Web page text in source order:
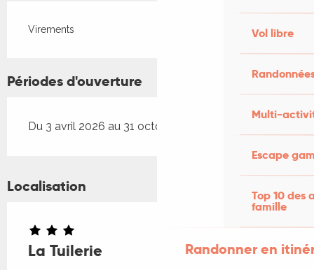
Vol libre
Multi-
Escape
Top 10 des
famille
Randonner en
Virements
Périodes d'ouverture
Du 3 avril 2026 au 31 octobre 2026
Localisation
La Tuilerie